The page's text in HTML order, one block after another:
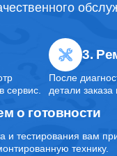
сервис.
3.
После
детали заказа
о готовности
и тестирования вам
технику.